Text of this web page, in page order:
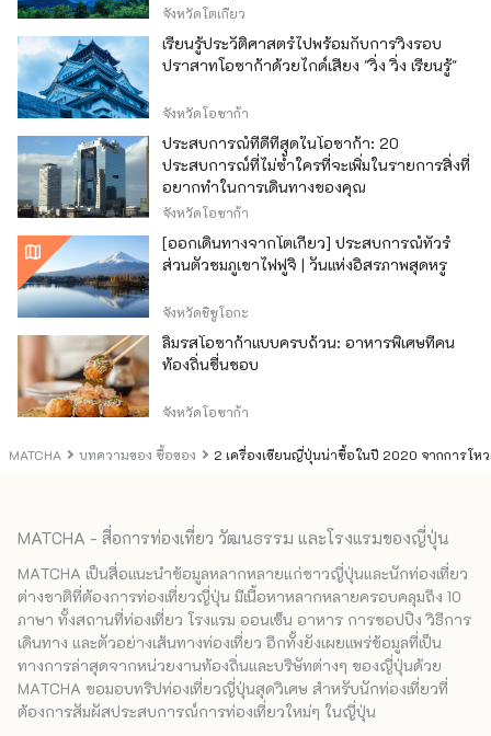
MATCHA บทความของ ซื้อของ 2 เครื่องเขียนญี่ปุ่นน่าซื้อในปี 2020 จากการโห
จังหวัดโตเกียว
เรียนรู้ประวัติศาสตร์ไปพร้อมกับการวิ่งรอบ
ปราสาทโอซาก้าด้วยไกด์เสียง "วิ่ง วิ่ง เรียนรู้"
จังหวัดโอซาก้า
ประสบการณ์ที่ดีที่สุดในโอซาก้า: 20
ประสบการณ์ที่ไม่ซ้ำใครที่จะเพิ่มในรายการสิ่งที่
อยากทำในการเดินทางของคุณ
จังหวัดโอซาก้า
[ออกเดินทางจากโตเกียว] ประสบการณ์ทัวร์
ส่วนตัวชมภูเขาไฟฟูจิ | วันแห่งอิสรภาพสุดหรู
จังหวัดชิซูโอกะ
ลิ้มรสโอซาก้าแบบครบถ้วน: อาหารพิเศษที่คน
ท้องถิ่นชื่นชอบ
จังหวัดโอซาก้า
MATCHA - สื่อการท่องเที่ยว วัฒนธรรม และโรงแรมของญี่ปุ่น
MATCHA เป็นสื่อแนะนำข้อมูลหลากหลายแก่ชาวญี่ปุ่นและนักท่องเที่ยว
ต่างชาติที่ต้องการท่องเที่ยวญี่ปุ่น มีเนื้อหาหลากหลายครอบคลุมถึง 10
ภาษา ทั้งสถานที่ท่องเที่ยว โรงแรม ออนเซ็น อาหาร การชอปปิง วิธีการ
เดินทาง และตัวอย่างเส้นทางท่องเที่ยว อีกทั้งยังเผยแพร่ข้อมูลที่เป็น
ทางการล่าสุดจากหน่วยงานท้องถิ่นและบริษัทต่างๆ ของญี่ปุ่นด้วย
MATCHA ขอมอบทริปท่องเที่ยวญี่ปุ่นสุดวิเศษ สำหรับนักท่องเที่ยวที่
ต้องการสัมผัสประสบการณ์การท่องเที่ยวใหม่ๆ ในญี่ปุ่น